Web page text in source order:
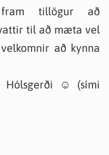
tillögur að
til að mæta vel
að kynna
Hólsgerði ☺ (sími